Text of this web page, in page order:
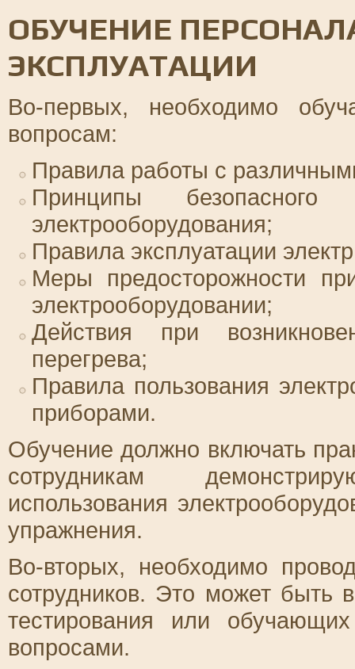
ОБУЧЕНИЕ
ЭКСПЛУАТАЦИИ
Во-первых, необходимо
вопросам:
Правила работы с
Принципы
электрооборудования;
Правила эксплуатации
Меры предосторожности
электрооборудовании;
Действия при
перегрева;
Правила пользования
приборами.
Обучение должно включать
сотрудникам
использования
упражнения.
Во-вторых, необходимо
сотрудников. Это может быть
тестирования или
вопросами.